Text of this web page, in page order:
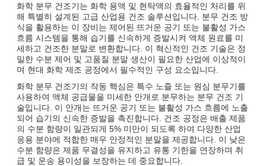
화학 분무 건조기는 화학 용액 및 현탁액의 효율적인 처리를 위
해 특별히 설계된 고급 산업용 건조 솔루션입니다. 분무 건조 방
식을 활용하는 이 장비는 제어된 뜨거운 공기 또는 불활성 가스
흐름 시스템을 통해 습기를 신속하게 증발시켜 액체 원료를 미
세하고 건조한 분말로 변환합니다. 이 혁신적인 건조 기술은 정
밀한 수분 제어 및 고품질 분말 생산이 필요한 산업에 이상적이
며 현대 화학 제조 공정에서 필수적인 구성 요소입니다.
화학 분무 건조기의 작동 핵심은 특수 노즐 또는 원심 분무기를
사용하여 액체 공급물을 미세한 안개로 분무하는 분무 건조 기
술입니다. 이 안개는 뜨거운 공기 또는 불활성 가스 흐름에 노출
되어 습기의 신속한 증발을 촉진합니다. 건조 공정은 배출 제품
의 수분 함량이 일관되게 5% 미만이 되도록 하여 다양한 산업
응용 분야에 적합한 매우 안정적인 분말을 제공합니다. 이 낮은
수분 함량은 제품 무결성을 유지하고 유통 기한을 연장하며 취
급 및 운송 용이성을 보장하는 데 중요합니다.